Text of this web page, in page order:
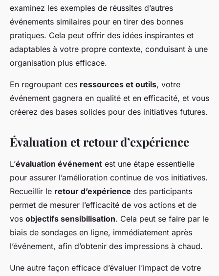
examinez les exemples de réussites d’autres
événements similaires pour en tirer des bonnes
pratiques. Cela peut offrir des idées inspirantes et
adaptables à votre propre contexte, conduisant à une
organisation plus efficace.
En regroupant ces ressources et outils, votre
événement gagnera en qualité et en efficacité, et vous
créerez des bases solides pour des initiatives futures.
Évaluation et retour d’expérience
L’évaluation événement est une étape essentielle
pour assurer l’amélioration continue de vos initiatives.
Recueillir le retour d’expérience des participants
permet de mesurer l’efficacité de vos actions et de
vos objectifs sensibilisation. Cela peut se faire par le
biais de sondages en ligne, immédiatement après
l’événement, afin d’obtenir des impressions à chaud.
Une autre façon efficace d’évaluer l’impact de votre